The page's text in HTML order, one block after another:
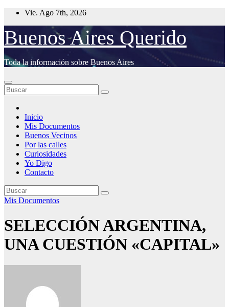
Saltar
contenido
Vie. Ago 7th, 2026
Buenos Aires Querido
Toda la información sobre Buenos Aires
Inicio
Mis Documentos
Buenos Vecinos
Por las calles
Curiosidades
Yo Digo
Contacto
Mis Documentos
SELECCIÓN ARGENTINA,
UNA CUESTIÓN «CAPITAL»